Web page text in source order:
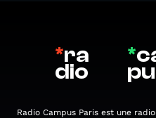
*ra
dio
*
Radio Campus Paris est une